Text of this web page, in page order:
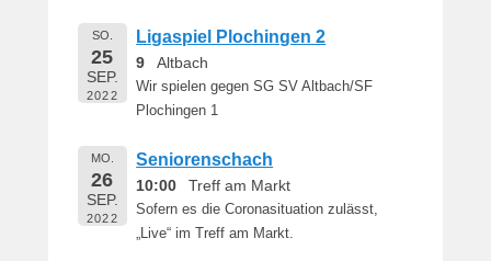
SO.
25
SEP.
2022
Ligaspiel Plochingen 2
9 Altbach
Wir spielen gegen SG SV Altbach/SF
Plochingen 1
MO.
26
SEP.
2022
Seniorenschach
10:00 Treff am Markt
Sofern es die Coronasituation zulässt,
„Live“ im Treff am Markt.